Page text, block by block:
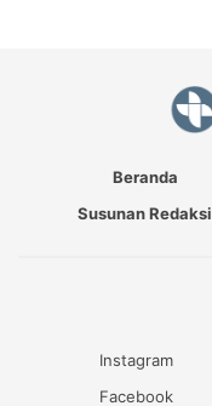
Beranda
Susunan Redaksi
Instagram
Facebook